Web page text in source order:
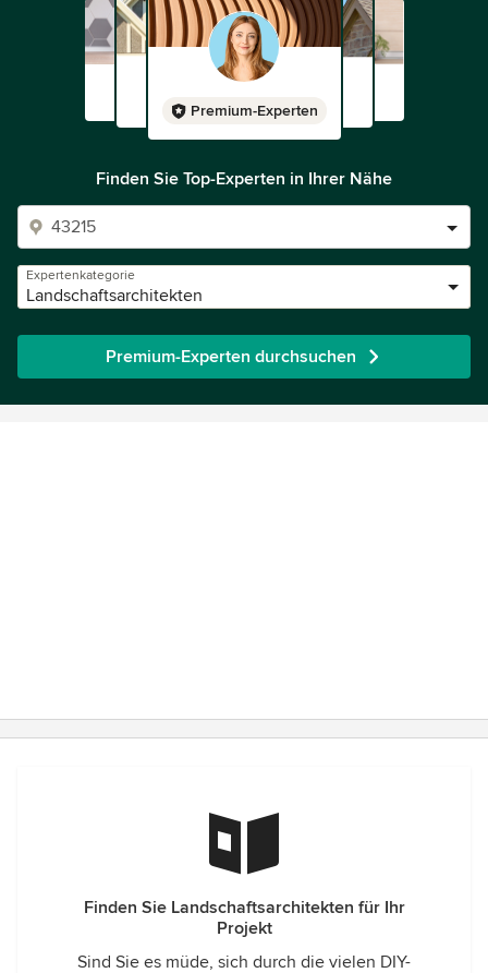
Premium-Experten
Finden Sie Top-Experten in Ihrer Nähe
Expertenkategorie
Landschaftsarchitekten
Premium-Experten durchsuchen
Finden Sie Landschaftsarchitekten für Ihr
Projekt
Sind Sie es müde, sich durch die vielen DIY-